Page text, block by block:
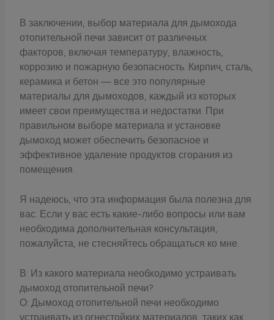
В заключении, выбор материала для дымохода
отопительной печи зависит от различных
факторов, включая температуру, влажность,
коррозию и пожарную безопасность. Кирпич, сталь,
керамика и бетон — все это популярные
материалы для дымоходов, каждый из которых
имеет свои преимущества и недостатки. При
правильном выборе материала и установке
дымоход может обеспечить безопасное и
эффективное удаление продуктов сгорания из
помещения.
Я надеюсь, что эта информация была полезна для
вас. Если у вас есть какие-либо вопросы или вам
необходима дополнительная консультация,
пожалуйста, не стесняйтесь обращаться ко мне.
В: Из какого материала необходимо устраивать
дымоход отопительной печи?
О: Дымоход отопительной печи необходимо
устраивать из огнестойких материалов, таких как